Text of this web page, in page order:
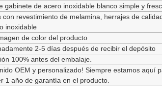
gabinete de acero inoxidable blanco simple y
con revestimiento de melamina, herrajes de
inoxidable
de color del producto
2-5 días después de recibir el depósito
100% antes del embalaje.
OEM y personalizado! Siempre estamos aquí
1 año de garantía en el producto.